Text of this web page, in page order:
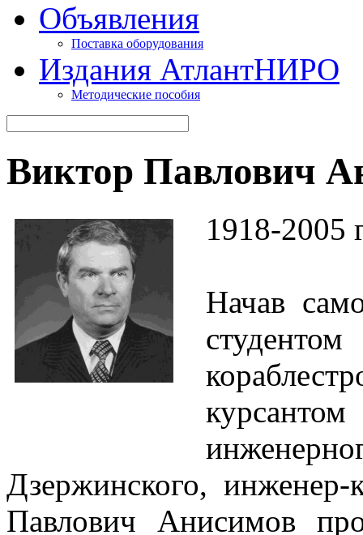
Объявления
Поставка оборудования
Издания АтлантНИРО
Методические пособия
Виктор Павлович
1918-2005
Начав
Дзержинского, инженер-
Павлович Анисимов